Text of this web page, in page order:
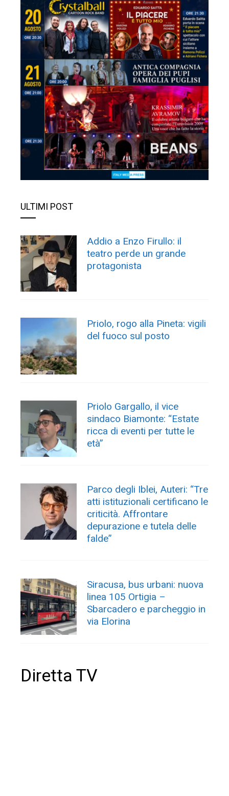
ULTIMI POST
Addio a Enzo Firullo: il
teatro perde un grande
protagonista
Priolo, rogo alla Pineta: vigili
del fuoco sul posto
Priolo Gargallo, il vice
sindaco Biamonte: “Estate
ricca di eventi per tutte le
età”
Parco degli Iblei, Auteri: “Tre
atti istituzionali certificano le
criticità. Affrontare
depurazione e tutela delle
falde”
Siracusa, bus urbani: nuova
linea 105 Ortigia –
Sbarcadero e parcheggio in
via Elorina
Diretta TV